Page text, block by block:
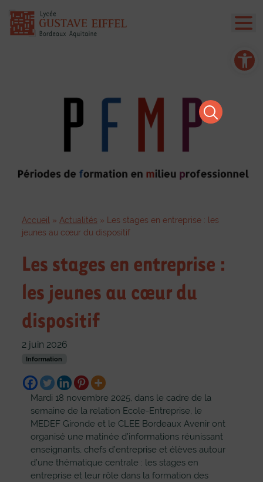
Ouvrir la barre d’outils
Accueil » Actualités » Les stages en entreprise : les
jeunes au cœur du dispositif
Les stages en entreprise :
les jeunes au cœur du
dispositif
2 juin 2026
Information
Mardi 18 novembre 2025, dans le cadre de la
semaine de la relation Ecole-Entreprise, le
MEDEF Gironde et le CLEE Bordeaux Avenir ont
organisé une matinée d’informations réunissant
enseignants, chefs d’entreprise et élèves autour
d’une thématique centrale : les stages en
entreprise et leur rôle dans la formation des